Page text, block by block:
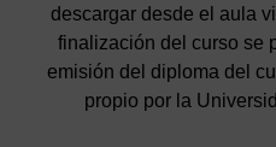
descargar desde el aula
finalización del curso se
emisión del diploma del
propio por la